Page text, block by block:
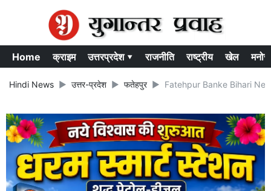
Home क्राइम उत्तरप्रदेश ▾ राजनीति राष्ट्रीय खेल
Hindi News उत्तर-प्रदेश फतेहपुर Fatehpur Banke Bihari